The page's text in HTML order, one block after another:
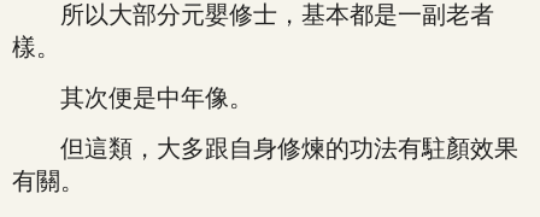
所以大部分元嬰修士，基本都是一副老者
樣。
其次便是中年像。
但這類，大多跟自身修煉的功法有駐顏效果
有關。